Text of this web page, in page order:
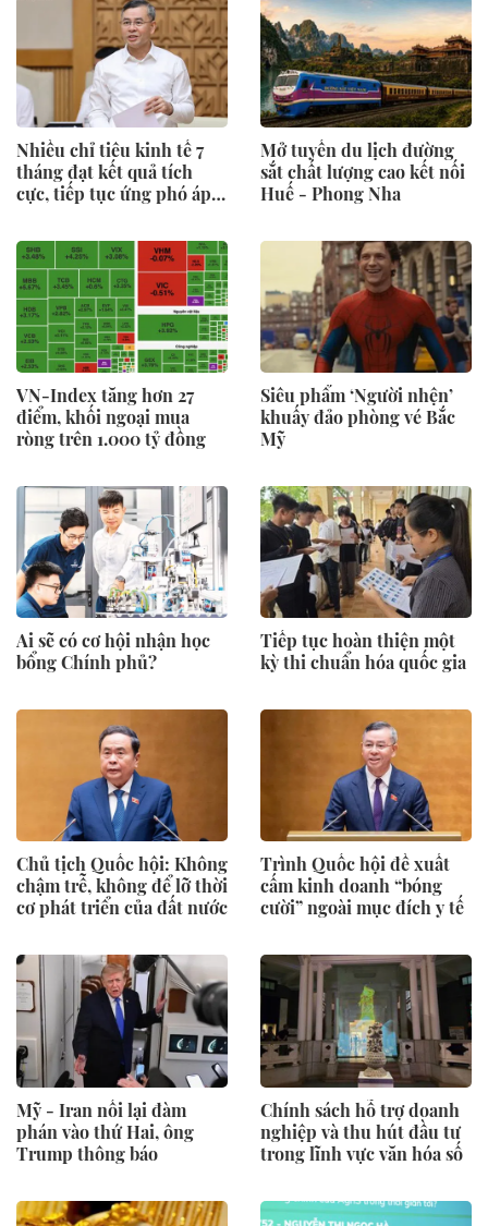
Nhiều chỉ tiêu kinh tế 7
tháng đạt kết quả tích
cực, tiếp tục ứng phó áp
Mở tuyến du lịch đường
sắt chất lượng cao kết nối
Huế - Phong Nha
VN-Index tăng hơn 27
điểm, khối ngoại mua
ròng trên 1.000 tỷ đồng
Siêu phẩm ‘Người nhện’
khuấy đảo phòng vé Bắc
Mỹ
Ai sẽ có cơ hội nhận học
bổng Chính phủ?
Tiếp tục hoàn thiện một
kỳ thi chuẩn hóa quốc gia
Chủ tịch Quốc hội: Không
chậm trễ, không để lỡ thời
cơ phát triển của đất nước
Trình Quốc hội đề xuất
cấm kinh doanh “bóng
cười” ngoài mục đích y tế
Mỹ - Iran nối lại đàm
phán vào thứ Hai, ông
Trump thông báo
Chính sách hỗ trợ doanh
nghiệp và thu hút đầu tư
trong lĩnh vực văn hóa số